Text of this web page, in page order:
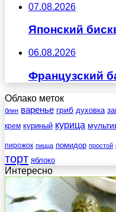
07.08.2026
Японский
06.08.2026
Французский
Облако меток
блин варенье гриб духовка
крем куриный курица
пирожок пицца помидор простой
торт яблоко
Интересно